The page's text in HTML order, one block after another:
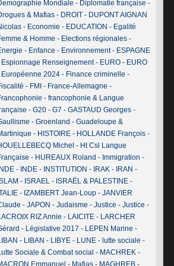
Mondiale - Diplomatie française -
& Mafias- DROIT- DUPONT AIGNAN
- Economie - EDUCATION - Egalité
& Homme - Elections régionales-
- Enfance - Environnement- ESPAGNE
Espionnage Renseignement- EURO- EURO
Européenne 2024- Finance criminelle -
- FMI - France-Allemagne -
- francophonie & Langue
- G20- G7 - GASTAUD Georges-
- Groenland - Guadeloupe &
- HISTOIRE- HOLLANDE François-
Michel - Ht Csl Langue
- HUREAUX Roland - Immigration -
- INDE- INSTITUTION - IRAK- IRAN -
- ISRAEL- ISRAËL & PALESTINE-
- IZAMBERT Jean-Loup- JANVIER
- JAPON - Judaisme - Justice - Justice -
RIZ Annie - LAICITE- LARCHER
- Législative 2017 - LEPEN Marine -
- LIBAN - LIBYE- LUNE- lutte sociale -
Sociale & Combat social - MACHREK-
Emmanuel - Mafias- MAGHREB-